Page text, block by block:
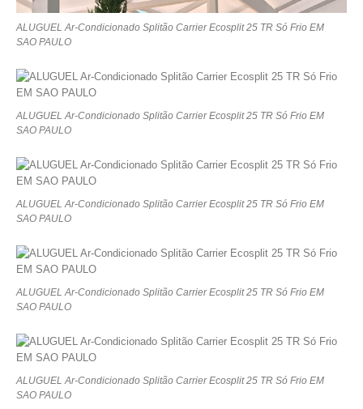
ALUGUEL Ar-Condicionado Splitão Carrier Ecosplit 25 TR Só Frio EM
SAO PAULO
ALUGUEL Ar-Condicionado Splitão Carrier Ecosplit 25 TR Só Frio EM
SAO PAULO
ALUGUEL Ar-Condicionado Splitão Carrier Ecosplit 25 TR Só Frio EM
SAO PAULO
ALUGUEL Ar-Condicionado Splitão Carrier Ecosplit 25 TR Só Frio EM
SAO PAULO
ALUGUEL Ar-Condicionado Splitão Carrier Ecosplit 25 TR Só Frio EM
SAO PAULO